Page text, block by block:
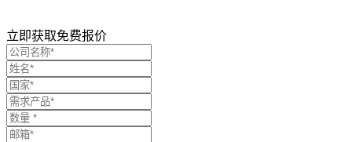
立即获取免费报价